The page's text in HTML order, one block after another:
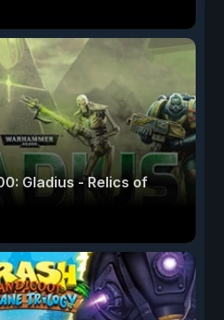
Gladius - Relics of